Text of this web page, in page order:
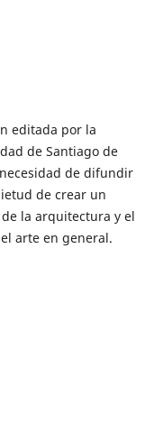
editada por la
de Santiago de
de difundir
de crear un
la arquitectura y el
arte en general.